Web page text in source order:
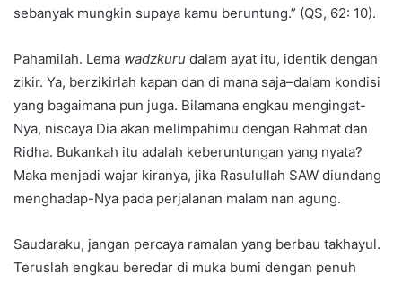
sebanyak mungkin supaya kamu beruntung.” (QS, 62: 10).
Pahamilah. Lema wadzkuru dalam ayat itu, identik dengan
zikir. Ya, berzikirlah kapan dan di mana saja–dalam kondisi
yang bagaimana pun juga. Bilamana engkau mengingat-
Nya, niscaya Dia akan melimpahimu dengan Rahmat dan
Ridha. Bukankah itu adalah keberuntungan yang nyata?
Maka menjadi wajar kiranya, jika Rasulullah SAW diundang
menghadap-Nya pada perjalanan malam nan agung.
Saudaraku, jangan percaya ramalan yang berbau takhayul.
Teruslah engkau beredar di muka bumi dengan penuh